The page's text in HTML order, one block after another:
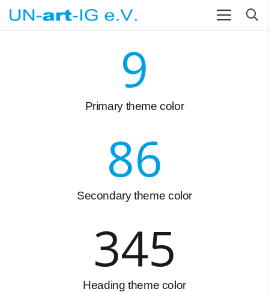
9
Primary theme color
86
Secondary theme color
345
Heading theme color